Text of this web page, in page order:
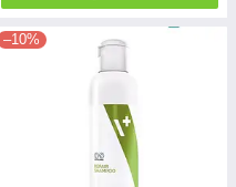
–10%